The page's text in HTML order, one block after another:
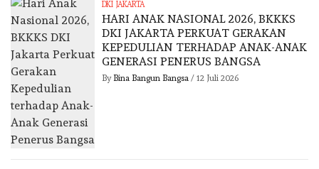
DKI JAKARTA
HARI ANAK NASIONAL 2026, BKKKS
DKI JAKARTA PERKUAT GERAKAN
KEPEDULIAN TERHADAP ANAK-ANAK
GENERASI PENERUS BANGSA
By Bina Bangun Bangsa/ 12 Juli 2026